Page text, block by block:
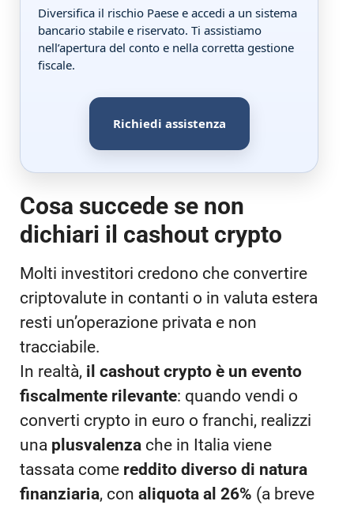
Diversifica il rischio Paese e accedi a un sistema
bancario stabile e riservato. Ti assistiamo
nell’apertura del conto e nella corretta gestione
fiscale.
Richiedi assistenza
Cosa succede se non
dichiari il cashout crypto
Molti investitori credono che convertire
criptovalute in contanti o in valuta estera
resti un’operazione privata e non
tracciabile.
In realtà, il cashout crypto è un evento
fiscalmente rilevante: quando vendi o
converti crypto in euro o franchi, realizzi
una plusvalenza che in Italia viene
tassata come reddito diverso di natura
finanziaria, con aliquota al 26% (a breve